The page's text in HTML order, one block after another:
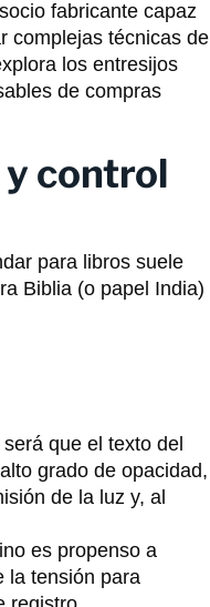
fabricante capaz
complejas técnicas de
los entresijos
de compras
y control
para libros suele
Biblia (o papel India)
que el texto del
grado de opacidad,
de la luz y, al
es propenso a
la tensión para